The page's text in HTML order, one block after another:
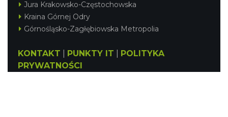
Jura Krakowsko-Częstochowska
Kraina Górnej Odry
Górnośląsko-Zagłębiowska Metropolia
KONTAKT PUNKTY IT
POLITYKA
PRYWATNOŚCI